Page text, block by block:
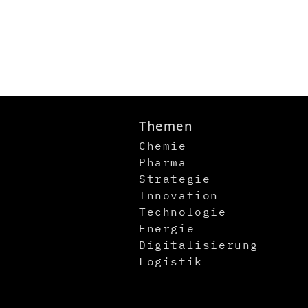
Themen
Chemie
Pharma
Strategie
Innovation
Technologie
Energie
Digitalisierung
Logistik